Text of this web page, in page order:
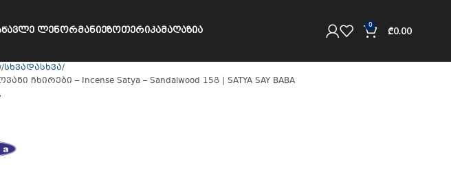
ᲚᲔᲜᲝᲠᲛᲐᲜᲘᲔᲖᲝᲗᲔᲠᲘᲙᲐᲛᲐᲦᲐᲖᲘᲐ 0 ₾0.00
სხვადასხვა
ჩხირები – Incense Satya – Sandalwood 15გ | SATYA SAY BABA